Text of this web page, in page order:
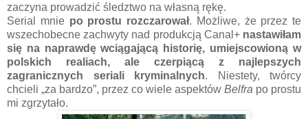
zaczyna prowadzić śledztwo na własną rękę.
Serial mnie po prostu rozczarował. Możliwe, że przez te
wszechobecne zachwyty nad produkcją Canal+ nastawiłam
się na naprawdę wciągającą historię, umiejscowioną w
polskich realiach, ale czerpiącą z najlepszych
zagranicznych seriali kryminalnych. Niestety, twórcy
chcieli „za bardzo”, przez co wiele aspektów Belfra po prostu
mi zgrzytało.